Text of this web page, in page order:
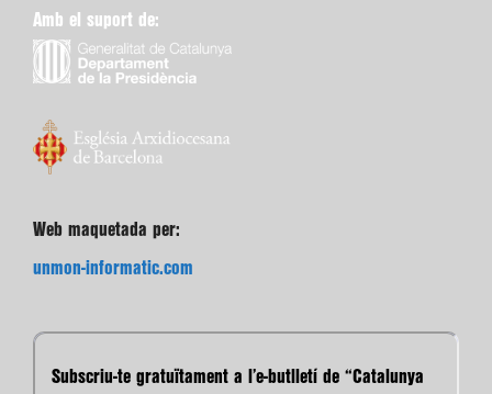
Amb el suport de:
Web maquetada per:
unmon-informatic.com
Subscriu-te gratuïtament a l’e-butlletí de “Catalunya